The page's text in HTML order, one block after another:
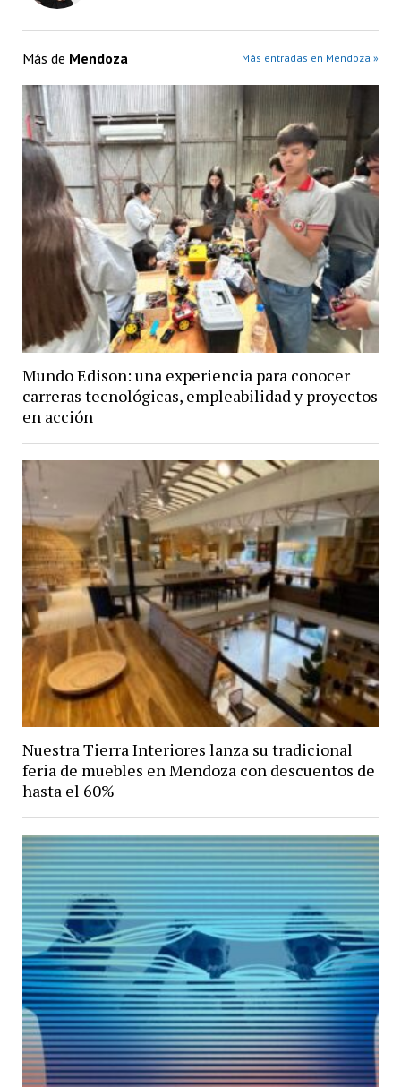
Más de Mendoza Más entradas en Mendoza »
Mundo Edison: una experiencia para conocer
carreras tecnológicas, empleabilidad y proyectos
en acción
Nuestra Tierra Interiores lanza su tradicional
feria de muebles en Mendoza con descuentos de
hasta el 60%